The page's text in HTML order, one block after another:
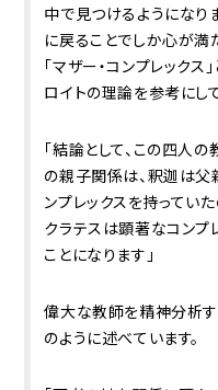
中で見つけるようになり
に戻ることでしか心が満
「マザー・コンプレックス
ロイトの理論を参考にし
「結論として、この四人
の親子関係は、釈迦は父
ンプレックスを持ってい
クラテスは顕著なコンプ
ことになります」
偉大な教師を精神分析す
のように述べています。